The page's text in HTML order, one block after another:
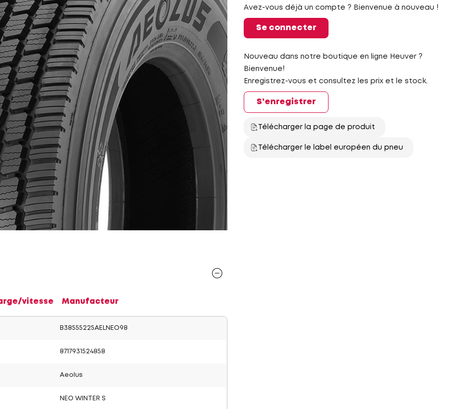
Avez-vous déjà un compte ? Bienvenue à nouveau !
Se connecter
Nouveau dans notre boutique en ligne Heuver ?
Bienvenue!
Enregistrez-vous et consultez les prix et le stock.
S'enregistrer
Télécharger la page de produit
Télécharger le label européen du pneu
vitesse Manufacteur
B38555225AELNEO98
8717931524858
Aeolus
NEO WINTER S